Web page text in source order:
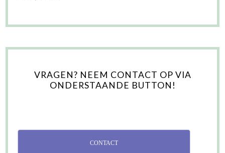
VRAGEN? NEEM CONTACT OP VIA
ONDERSTAANDE BUTTON!
CONTACT